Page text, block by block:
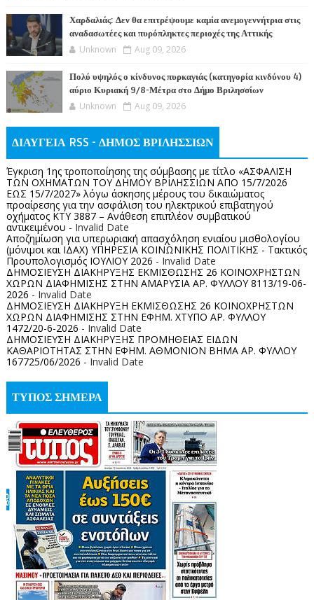
Χαρδαλιάς: Δεν θα επιτρέψουμε καμία ανεμογεννήτρια στις
αναδασωτέες και πυρόπληκτες περιοχές της Αττικής
Unknown Aug 09, 2026
Πολύ υψηλός ο κίνδυνος πυρκαγιάς (κατηγορία κινδύνου 4)
αύριο Κυριακή 9/8-Μέτρα στο Δήμο Βριλησσίων
Unknown Aug 09, 2026
ΔΙΑΥΓΕΙΑ RSS - ΔΗΜΟΣ ΒΡΙΛΗΣΣΙΩΝ
Έγκριση 1ης τροποποίησης της σύμβασης με τίτλο «ΑΣΦΑΛΙΣΗ
ΤΩΝ ΟΧΗΜΑΤΩΝ ΤΟΥ ΔΗΜΟΥ ΒΡΙΛΗΣΣΙΩΝ ΑΠΟ 15/7/2026
ΕΩΣ 15/7/2027» λόγω άσκησης μέρους του δικαιώματος
προαίρεσης για την ασφάλιση του ηλεκτρικού επιβατηγού
οχήματος ΚΤΥ 3887 – Ανάθεση επιπλέον συμβατικού
αντικειμένου - Invalid Date
Αποζημίωση για υπερωριακή απασχόληση ενιαίου μισθολογίου
(μόνιμοι και ΙΔΑΧ) ΥΠΗΡΕΣΙΑ ΚΟΙΝΩΝΙΚΗΣ ΠΟΛΙΤΙΚΗΣ - Τακτικός
Προυπολογισμός ΙΟΥΛΙΟΥ 2026 - Invalid Date
ΔΗΜΟΣΙΕΥΣΗ ΔΙΑΚΗΡΥΞΗΣ ΕΚΜΙΣΘΩΣΗΣ 26 ΚΟΙΝΟΧΡΗΣΤΩΝ
ΧΩΡΩΝ ΔΙΑΦΗΜΙΣΗΣ ΣΤΗΝ ΑΜΑΡΥΣΙΑ ΑΡ. ΦΥΛΛΟΥ 8113/19-06-
2026 - Invalid Date
ΔΗΜΟΣΙΕΥΣΗ ΔΙΑΚΗΡΥΞΗ ΕΚΜΙΣΘΩΣΗΣ 26 ΚΟΙΝΟΧΡΗΣΤΩΝ
ΧΩΡΩΝ ΔΙΑΦΗΜΙΣΗΣ ΣΤΗΝ ΕΦΗΜ. ΧΤΥΠΟ ΑΡ. ΦΥΛΛΟΥ
1472/20-6-2026 - Invalid Date
ΔΗΜΟΣΙΕΥΣΗ ΔΙΑΚΗΡΥΞΗΣ ΠΡΟΜΗΘΕΙΑΣ ΕΙΔΩΝ
ΚΑΘΑΡΙΟΤΗΤΑΣ ΣΤΗΝ ΕΦΗΜ. ΑΘΜΟΝΙΟΝ ΒΗΜΑ ΑΡ. ΦΥΛΛΟΥ
167725/06/2026 - Invalid Date
ΤΥΠΟΣ ΣΗΜΕΡΑ